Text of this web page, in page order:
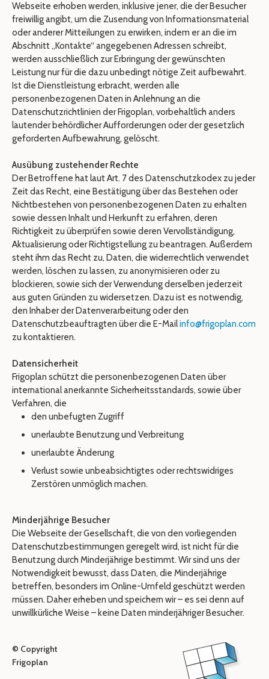
Webseite erhoben werden, inklusive jener, die der Besucher
freiwillig angibt, um die Zusendung von Informationsmaterial
oder anderer Mitteilungen zu erwirken, indem er an die im
Abschnitt „Kontakte“ angegebenen Adressen schreibt,
werden ausschließlich zur Erbringung der gewünschten
Leistung nur für die dazu unbedingt nötige Zeit aufbewahrt.
Ist die Dienstleistung erbracht, werden alle
personenbezogenen Daten in Anlehnung an die
Datenschutzrichtlinien der Frigoplan, vorbehaltlich anders
lautender behördlicher Aufforderungen oder der gesetzlich
geforderten Aufbewahrung, gelöscht.
Ausübung zustehender Rechte
Der Betroffene hat laut Art. 7 des Datenschutzkodex zu jeder
Zeit das Recht, eine Bestätigung über das Bestehen oder
Nichtbestehen von personenbezogenen Daten zu erhalten
sowie dessen Inhalt und Herkunft zu erfahren, deren
Richtigkeit zu überprüfen sowie deren Vervollständigung,
Aktualisierung oder Richtigstellung zu beantragen. Außerdem
steht ihm das Recht zu, Daten, die widerrechtlich verwendet
werden, löschen zu lassen, zu anonymisieren oder zu
blockieren, sowie sich der Verwendung derselben jederzeit
aus guten Gründen zu widersetzen. Dazu ist es notwendig,
den Inhaber der Datenverarbeitung oder den
Datenschutzbeauftragten über die E-Mailinfo@frigoplan.com
zu kontaktieren.
Datensicherheit
Frigoplan schützt die personenbezogenen Daten über
international anerkannte Sicherheitsstandards, sowie über
Verfahren, die
den unbefugten Zugriff
unerlaubte Benutzung und Verbreitung
unerlaubte Änderung
Verlust sowie unbeabsichtigtes oder rechtswidriges
Zerstören unmöglich machen.
Minderjährige Besucher
Die Webseite der Gesellschaft, die von den vorliegenden
Datenschutzbestimmungen geregelt wird, ist nicht für die
Benutzung durch Minderjährige bestimmt. Wir sind uns der
Notwendigkeit bewusst, dass Daten, die Minderjährige
betreffen, besonders im Online-Umfeld geschützt werden
müssen. Daher erheben und speichern wir – es sei denn auf
unwillkürliche Weise – keine Daten minderjähriger Besucher.
© Copyright
Frigoplan